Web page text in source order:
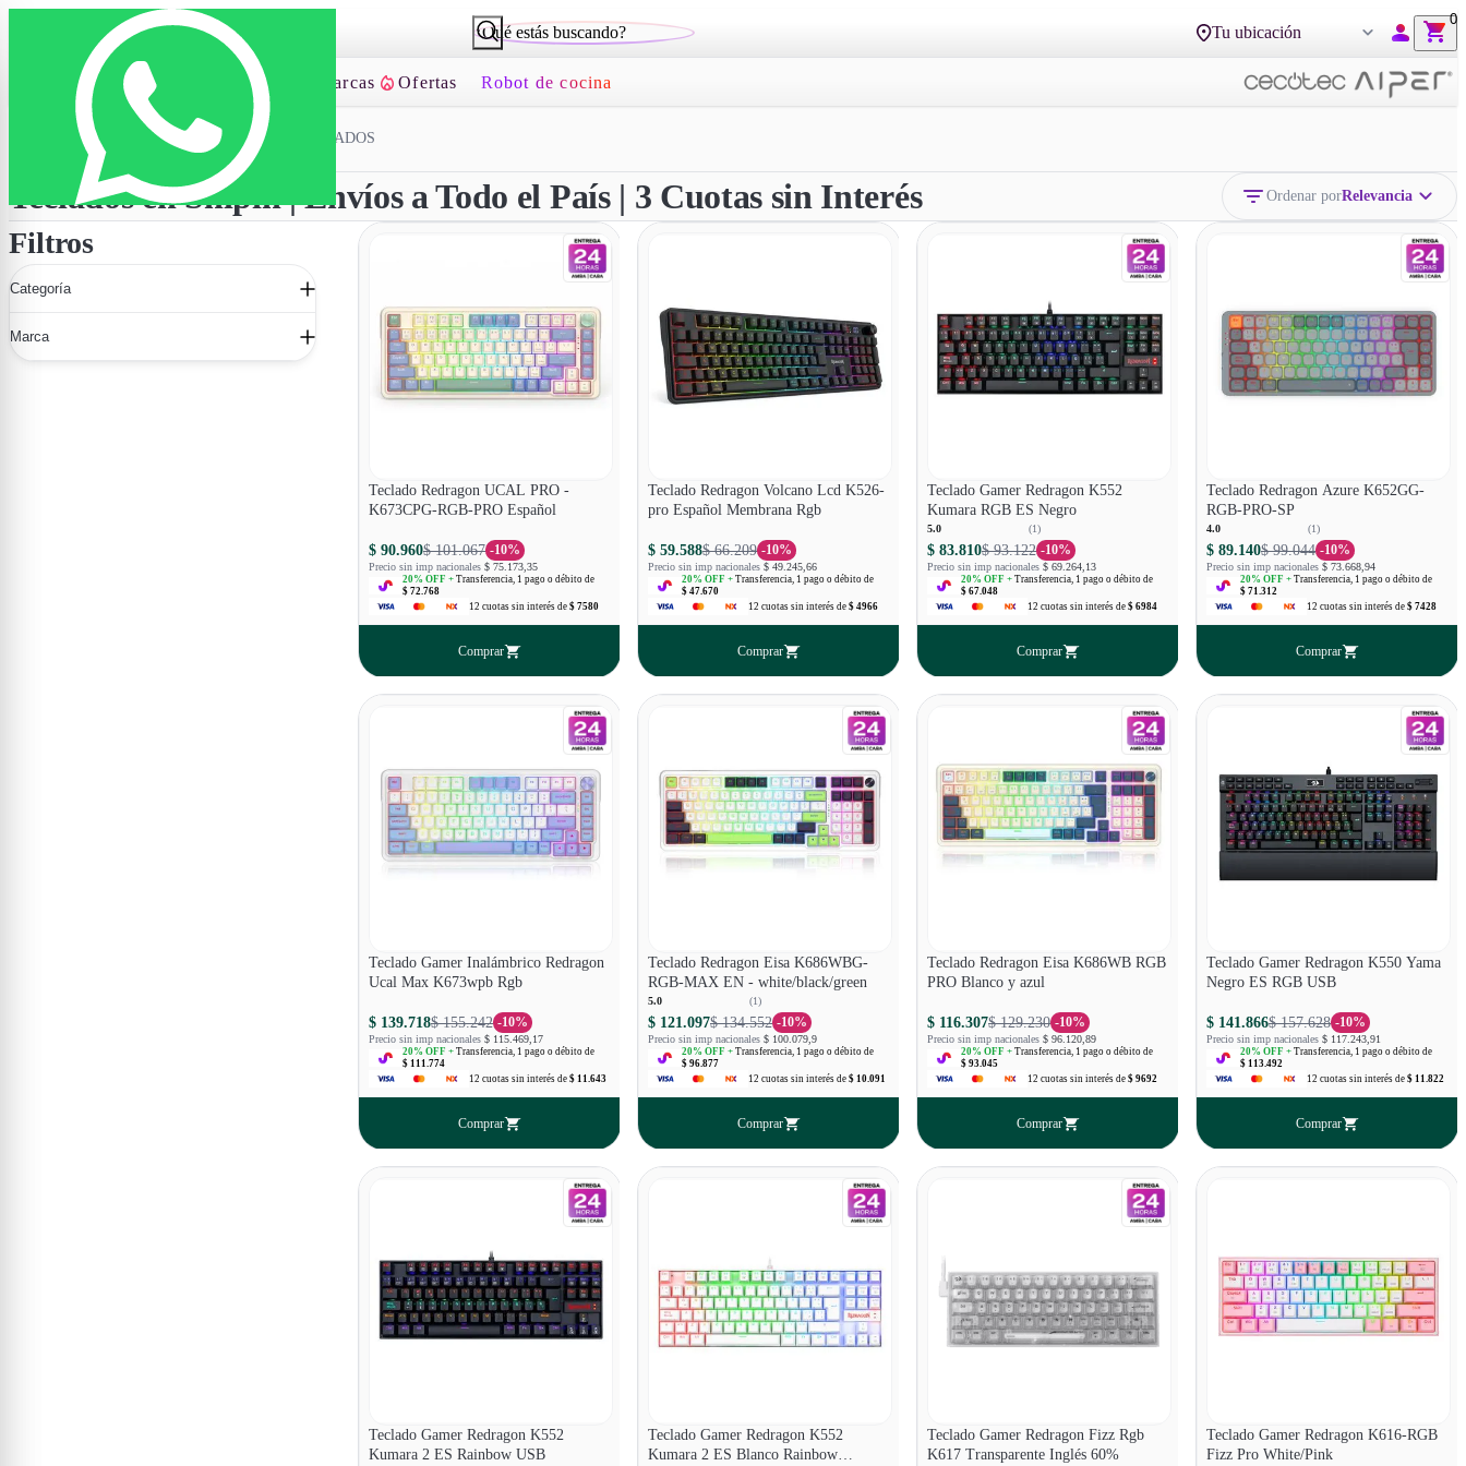
Tu ubicación
0
Categorías Envío 24hs AMBA Marcas Ofertas Robot de cocina VER MÁS VER MÁS
INICIO/ PERIFÉRICOS PC TECLADOS
Teclados en Shipin | Envíos a Todo el País | 3 Cuotas sin Interés Ordenar porRelevancia
Filtros
Categoría
Marca
Teclado Redragon UCAL PRO -
K673CPG-RGB-PRO Español
$ 90.960$ 101.067 -10%
Precio sin imp nacionales $ 75.173,35
20% OFF + Transferencia, 1 pago o débito de
$ 72.768
12 cuotas sin interés de $ 7580
Comprar
Teclado Redragon Volcano Lcd K526-
pro Español Membrana Rgb
$ 59.588$ 66.209 -10%
Precio sin imp nacionales $ 49.245,66
20% OFF + Transferencia, 1 pago o débito de
$ 47.670
12 cuotas sin interés de $ 4966
Comprar
Teclado Gamer Redragon K552
Kumara RGB ES Negro
5.0 (1)
$ 83.810$ 93.122 -10%
Precio sin imp nacionales $ 69.264,13
20% OFF + Transferencia, 1 pago o débito de
$ 67.048
12 cuotas sin interés de $ 6984
Comprar
Teclado Redragon Azure K652GG-
RGB-PRO-SP
4.0 (1)
$ 89.140$ 99.044 -10%
Precio sin imp nacionales $ 73.668,94
20% OFF + Transferencia, 1 pago o débito de
$ 71.312
12 cuotas sin interés de $ 7428
Comprar
Teclado Gamer Inalámbrico Redragon
Ucal Max K673wpb Rgb
$ 139.718$ 155.242 -10%
Precio sin imp nacionales $ 115.469,17
20% OFF + Transferencia, 1 pago o débito de
$ 111.774
12 cuotas sin interés de $ 11.643
Comprar
Teclado Redragon Eisa K686WBG-
RGB-MAX EN - white/black/green
5.0 (1)
$ 121.097$ 134.552 -10%
Precio sin imp nacionales $ 100.079,9
20% OFF + Transferencia, 1 pago o débito de
$ 96.877
12 cuotas sin interés de $ 10.091
Comprar
Teclado Redragon Eisa K686WB RGB
PRO Blanco y azul
$ 116.307$ 129.230 -10%
Precio sin imp nacionales $ 96.120,89
20% OFF + Transferencia, 1 pago o débito de
$ 93.045
12 cuotas sin interés de $ 9692
Comprar
Teclado Gamer Redragon K550 Yama
Negro ES RGB USB
$ 141.866$ 157.628 -10%
Precio sin imp nacionales $ 117.243,91
20% OFF + Transferencia, 1 pago o débito de
$ 113.492
12 cuotas sin interés de $ 11.822
Comprar
Teclado Gamer Redragon K552
Kumara 2 ES Rainbow USB
Teclado Gamer Redragon K552
Kumara 2 ES Blanco Rainbow
Teclado Gamer Redragon Fizz Rgb
K617 Transparente Inglés 60%
Teclado Gamer Redragon K616-RGB
Fizz Pro White/Pink